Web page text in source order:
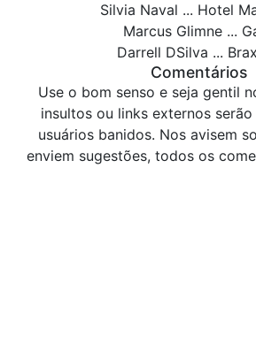
Silvia Naval ... Hotel
Marcus Glimne ...
Darrell DSilva ...
Comentários
Use o bom senso e seja gentil
insultos ou links externos
usuários banidos. Nos avisem
enviem sugestões, todos os